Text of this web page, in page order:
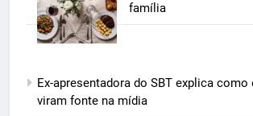
família
Ex-apresentadora do SBT explica
viram fonte na mídia